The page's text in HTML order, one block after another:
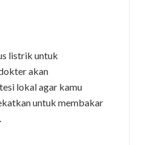
listrik untuk
akan
lokal agar kamu
untuk membakar